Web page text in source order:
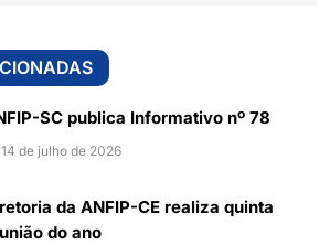
SC publica Informativo nº 78
14 de julho de 2026
da ANFIP-CE realiza quinta
do ano